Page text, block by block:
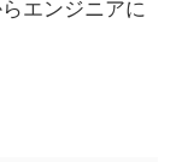
エンジニアに